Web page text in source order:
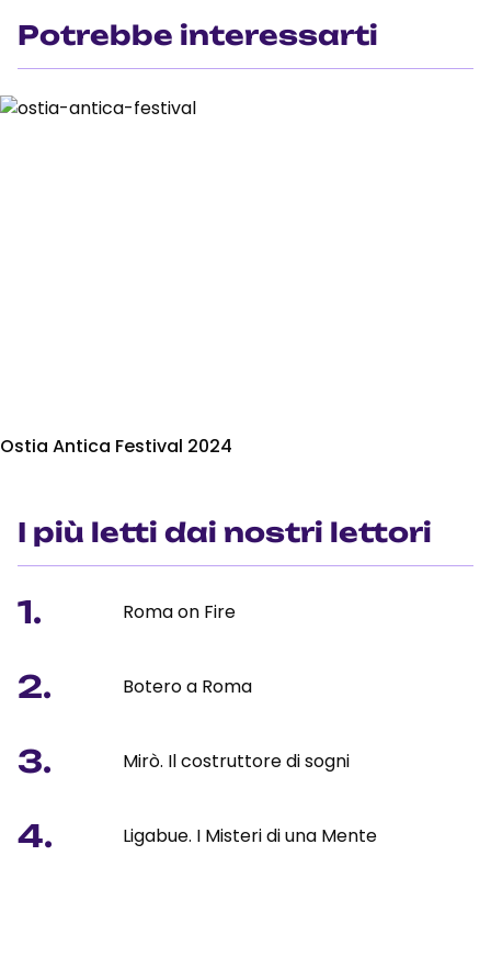
Potrebbe interessarti
Ostia Antica Festival 2024
I più letti dai nostri lettori
1. Roma on Fire
2. Botero a Roma
3. Mirò. Il costruttore di sogni
4. Ligabue. I Misteri di una Mente